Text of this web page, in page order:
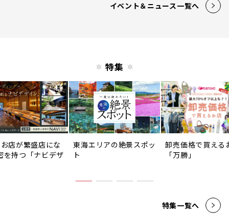
イベント＆ニュース一覧へ
特集
店が繁盛店にな
を持つ「ナビデザ
東海エリアの絶景スポッ
ト
卸売価格で買える
「万勝」
特集一覧へ